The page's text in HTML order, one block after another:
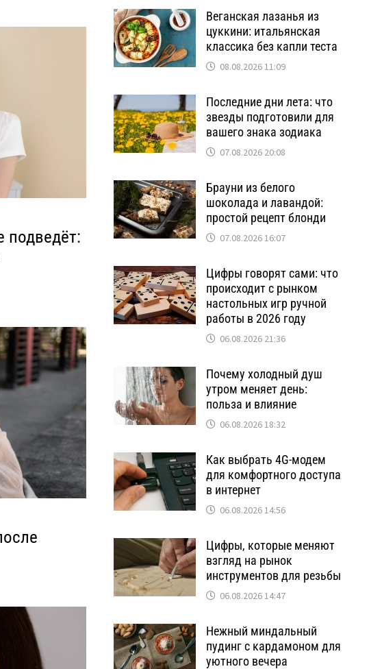
подведёт:
Веганская лазанья из
цуккини: итальянская
классика без капли теста
08.08.2026 11:09
Последние дни лета: что
звезды подготовили для
вашего знака зодиака
07.08.2026 20:08
Брауни из белого
шоколада и лавандой:
простой рецепт блонди
07.08.2026 16:07
Цифры говорят сами: что
происходит с рынком
настольных игр ручной
работы в 2026 году
06.08.2026 21:36
Почему холодный душ
утром меняет день:
польза и влияние
06.08.2026 18:32
Как выбрать 4G-модем
для комфортного доступа
в интернет
06.08.2026 14:56
Цифры, которые меняют
взгляд на рынок
инструментов для резьбы
06.08.2026 14:47
Нежный миндальный
пудинг с кардамоном для
уютного вечера